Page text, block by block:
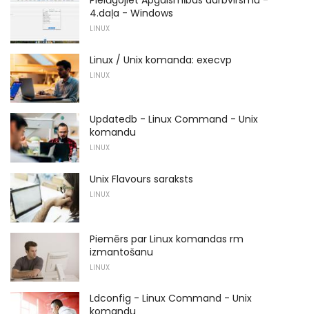
4.daļa - Windows
LINUX
Linux / Unix komanda: execvp
LINUX
Updatedb - Linux Command - Unix
komandu
LINUX
Unix Flavours saraksts
LINUX
Piemērs par Linux komandas rm
izmantošanu
LINUX
Ldconfig - Linux Command - Unix